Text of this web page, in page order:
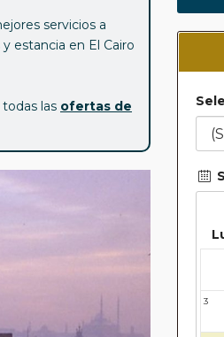
servicios a
estancia en El Cairo
las ofertas de
3